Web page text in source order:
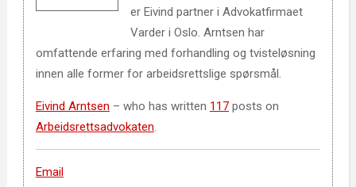
er Eivind partner i Advokatfirmaet
Varder i Oslo. Arntsen har
omfattende erfaring med forhandling og tvisteløsning
innen alle former for arbeidsrettslige spørsmål.
Eivind Arntsen – who has written 117posts on
Arbeidsrettsadvokaten
Email